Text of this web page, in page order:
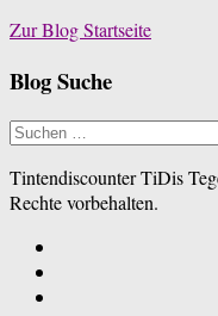
Zur Blog Startseite
Blog Suche
Suchen
Tintendiscounter TiDis
Rechte vorbehalten.